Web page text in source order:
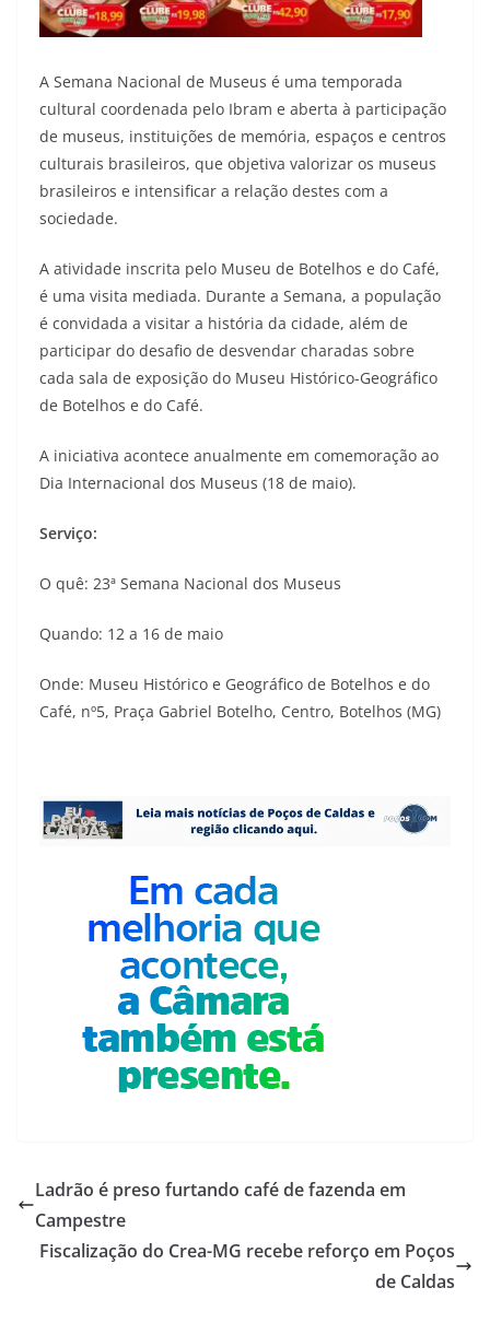
A Semana Nacional de Museus é uma temporada
cultural coordenada pelo Ibram e aberta à participação
de museus, instituições de memória, espaços e centros
culturais brasileiros, que objetiva valorizar os museus
brasileiros e intensificar a relação destes com a
sociedade.
A atividade inscrita pelo Museu de Botelhos e do Café,
é uma visita mediada. Durante a Semana, a população
é convidada a visitar a história da cidade, além de
participar do desafio de desvendar charadas sobre
cada sala de exposição do Museu Histórico-Geográfico
de Botelhos e do Café.
A iniciativa acontece anualmente em comemoração ao
Dia Internacional dos Museus (18 de maio).
Serviço:
O quê: 23ª Semana Nacional dos Museus
Quando: 12 a 16 de maio
Onde: Museu Histórico e Geográfico de Botelhos e do
Café, nº5, Praça Gabriel Botelho, Centro, Botelhos (MG)
Ladrão é preso furtando café de fazenda em
Campestre
Fiscalização do Crea-MG recebe reforço em Poços
de Caldas